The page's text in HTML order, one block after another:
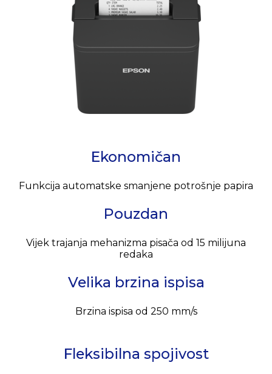
PRAKTIČNE FUNKCIJE ZA UČINKOVIT RAD
Epson TM-T20IV uključuje automatski rezač
papira koji olakšava odvajanje ispisa i povećava
učinkovitost pri radu. Također omogućuje
optimizirane postavke margina i visine teksta,
što može smanjiti potrošnju papira tijekom
vremena i dodatno smanjiti operativne
troškove poslovanja.
POUZDANO RJEŠENJE ZA MALOPRODAJU I
računa u maloprodajnim i ugostiteljskim
jednostavnost povezivanja i brzi ispis čine ga
idealnim dodatkom opremi za poslovanje gdje
Ekonomičan
Funkcija automatske smanjene potrošnje papira
Pouzdan
Vijek trajanja mehanizma pisača od 15 milijuna
redaka
Velika brzina ispisa
Brzina ispisa od 250 mm/s
Fleksibilna spojivost